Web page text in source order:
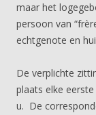
maar het
persoon van
echtgenote en
De verplichte
plaats elke
u. De